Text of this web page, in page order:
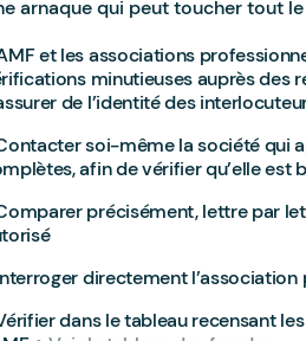
arnaque qui peut toucher tout
et les associations
minutieuses auprès des
de l’identité des
soi-même la société qui
afin de vérifier qu’elle est
précisément, lettre par
directement
dans le tableau recensant